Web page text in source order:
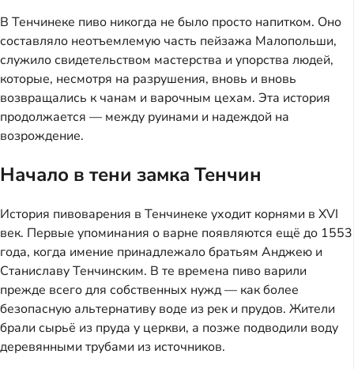
В Тенчинеке пиво никогда не было просто напитком. Оно
составляло неотъемлемую часть пейзажа Малопольши,
служило свидетельством мастерства и упорства людей,
которые, несмотря на разрушения, вновь и вновь
возвращались к чанам и варочным цехам. Эта история
продолжается — между руинами и надеждой на
возрождение.
Начало в тени замка Тенчин
История пивоварения в Тенчинеке уходит корнями в XVI
век. Первые упоминания о варне появляются ещё до 1553
года, когда имение принадлежало братьям Анджею и
Станиславу Тенчинским. В те времена пиво варили
прежде всего для собственных нужд — как более
безопасную альтернативу воде из рек и прудов. Жители
брали сырьё из пруда у церкви, а позже подводили воду
деревянными трубами из источников.